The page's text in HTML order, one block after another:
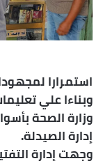
استمرارا
وبناءا علي
وزارة الصحة
إدارة الصيدلة.
وجهت إدارة